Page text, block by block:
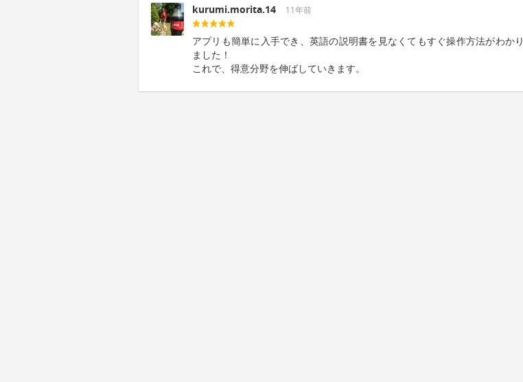
kurumi.morita.14 11年前
アプリも簡単に入手でき、英語の説明書を見なくてもすぐ操作方法がわかり
ました！
これで、得意分野を伸ばしていきます。